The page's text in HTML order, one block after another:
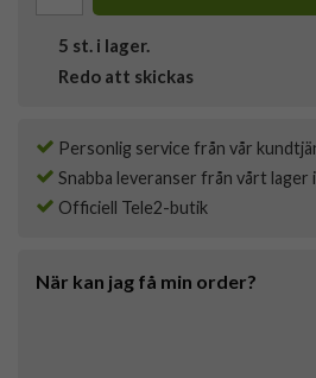
5 st. i lager.
Redo att skickas
Personlig service från vår
Snabba leveranser från vårt lager
Officiell Tele2-butik
När kan jag få min order?